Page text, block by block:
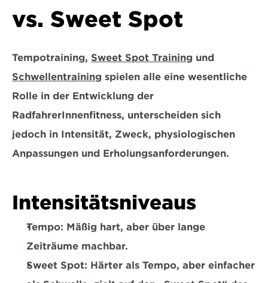
vs. Sweet Spot
Tempotraining, Sweet Spot Training
Schwellentraining spielen alle eine wesentliche
Rolle in der Entwicklung der
RadfahrerInnenfitness, unterscheiden sich
jedoch in Intensität, Zweck, physiologischen
Anpassungen und Erholungsanforderungen.
Intensitätsniveaus
Tempo: Mäßig hart, aber über lange
Zeiträume machbar.
Sweet Spot: Härter als Tempo, aber einfacher